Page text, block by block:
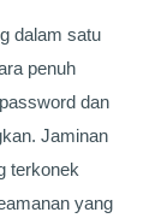
dalam satu
penuh
dan
Jaminan
terkonek
yang